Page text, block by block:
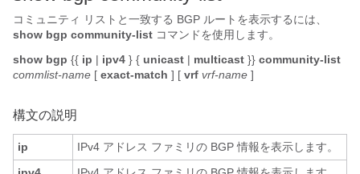
コミュニティ リストと一致する BGP ルートを表示するには、
show bgp community-list コマンドを使用します。
show bgp {{ ip | ipv4 } { unicast | multicast }} community-list
commlist-name [ exact-match ] [ vrf vrf-name ]
構文の説明
ip
IPv4 アドレス ファミリの BGP 情報を表示します。